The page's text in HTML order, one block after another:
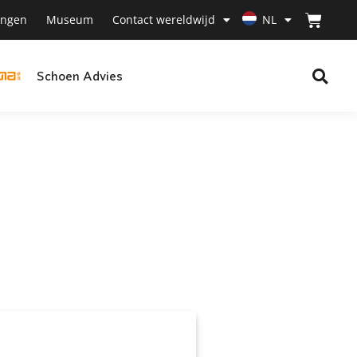
Museum Contact wereldwijd NL
Schoen Advies